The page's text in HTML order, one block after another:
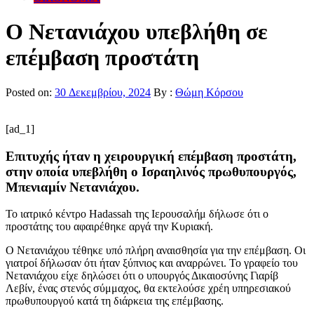
Ο Νετανιάχου υπεβλήθη σε
επέμβαση προστάτη
Posted on: 30 Δεκεμβρίου, 2024 By : Θώμη Κόρσου
[ad_1]
Επιτυχής ήταν η χειρουργική επέμβαση προστάτη,
στην οποία υπεβλήθη ο Ισραηλινός πρωθυπουργός,
Μπενιαμίν Νετανιάχου.
Το ιατρικό κέντρο Hadassah της Ιερουσαλήμ δήλωσε ότι ο
προστάτης του αφαιρέθηκε αργά την Κυριακή.
Ο Νετανιάχου τέθηκε υπό πλήρη αναισθησία για την επέμβαση. Οι
γιατροί δήλωσαν ότι ήταν ξύπνιος και αναρρώνει. Το γραφείο του
Νετανιάχου είχε δηλώσει ότι ο υπουργός Δικαιοσύνης Γιαρίβ
Λεβίν, ένας στενός σύμμαχος, θα εκτελούσε χρέη υπηρεσιακού
πρωθυπουργού κατά τη διάρκεια της επέμβασης.